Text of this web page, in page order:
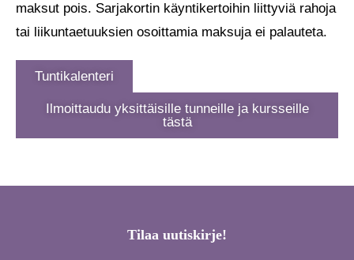
maksut pois. Sarjakortin käyntikertoihin liittyviä rahoja
tai liikuntaetuuksien osoittamia maksuja ei palauteta.
Tuntikalenteri
Ilmoittaudu yksittäisille tunneille ja kursseille
tästä
Tilaa uutiskirje!